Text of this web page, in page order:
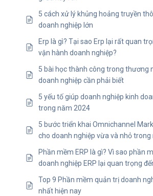
5 cách xử lý khủng hoảng truyền
doanh nghiệp lớn
Erp là gì? Tại sao Erp lại rất quan
vận hành doanh nghiệp?
5 bài học thành công trong thương
doanh nghiệp cần phải biết
5 yếu tố giúp doanh nghiệp kinh
trong năm 2024
5 bước triển khai Omnichannel
cho doanh nghiệp vừa và nhỏ
Phần mềm ERP là gì? Vì sao phần
doanh nghiệp ERP lại quan trọng
Top 9 Phần mềm quản trị doanh
nhất hiện nay